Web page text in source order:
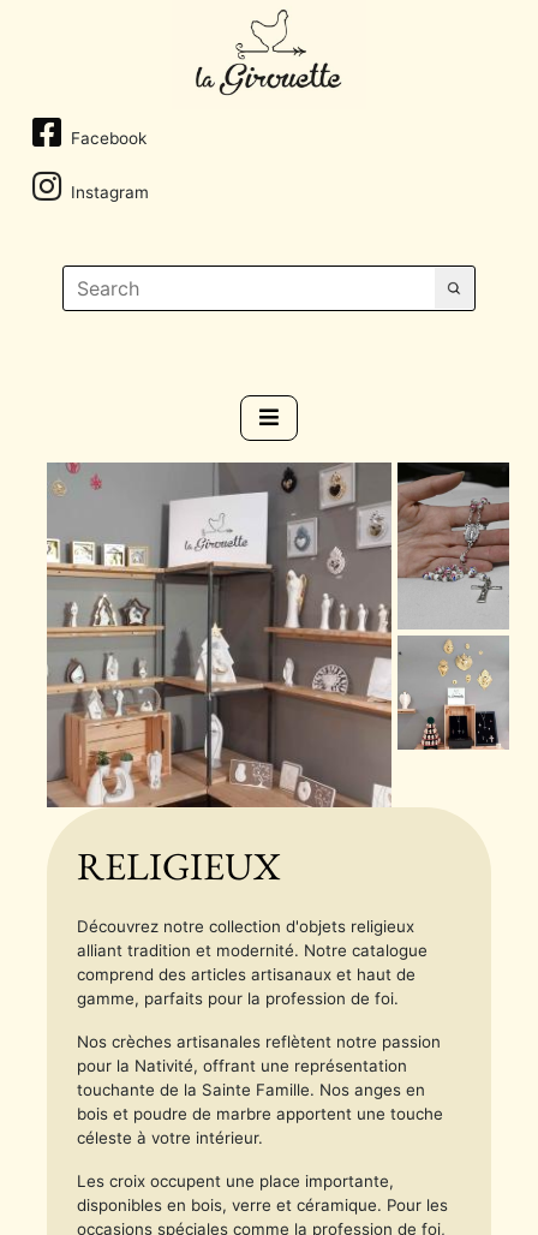
Facebook
Instagram
RELIGIEUX
Découvrez notre collection d'objets religieux
alliant tradition et modernité. Notre catalogue
comprend des articles artisanaux et haut de
gamme, parfaits pour la profession de foi.
Nos crèches artisanales reflètent notre passion
pour la Nativité, offrant une représentation
touchante de la Sainte Famille. Nos anges en
bois et poudre de marbre apportent une touche
céleste à votre intérieur.
Les croix occupent une place importante,
disponibles en bois, verre et céramique. Pour les
occasions spéciales comme la profession de foi,